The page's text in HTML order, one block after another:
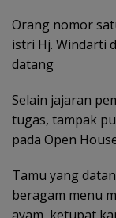
Orang nomor
istri Hj. Windarti
datang
Selain jajaran
tugas, tampak
pada Open
Tamu yang
beragam menu